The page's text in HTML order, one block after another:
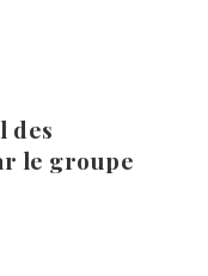
des
le groupe